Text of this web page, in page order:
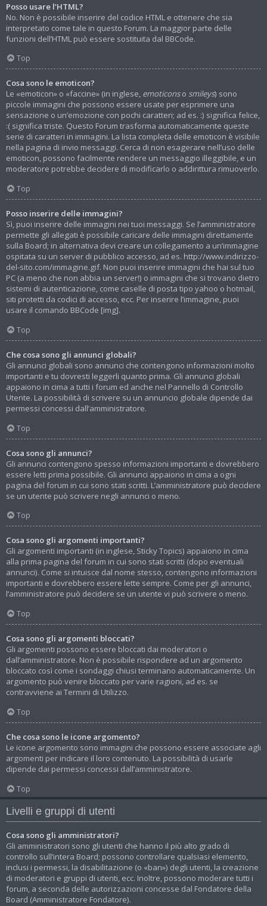
Posso usare l’HTML?
No. Non è possibile inserire del codice HTML e ottenere che sia
interpretato come tale in questo Forum. La maggior parte delle
funzioni dell’HTML può essere sostituita dal BBCode.
Top
Cosa sono le emoticon?
Le «emoticon» o «faccine» (in inglese, emoticonso smileys) sono
piccole immagini che possono essere usate per esprimere una
sensazione o un’emozione con pochi caratteri; ad es. :) significa felice,
:( significa triste. Questo Forum trasforma automaticamente queste
serie di caratteri in immagini. La lista completa delle emoticon è visibile
nella pagina di invio messaggi. Cerca di non esagerare nell’uso delle
emoticon, possono facilmente rendere un messaggio illeggibile, e un
moderatore potrebbe decidere di modificarlo o addirittura rimuoverlo.
Top
Posso inserire delle immagini?
Sì, puoi inserire delle immagini nei tuoi messaggi. Se l’amministratore
permette gli allegati è possibile caricare delle immagini direttamente
sulla Board; in alternativa devi creare un collegamento a un’immagine
ospitata su un server di pubblico accesso, ad es. http://www.indirizzo-
del-sito.com/immagine.gif. Non puoi inserire immagini che hai sul tuo
PC (a meno che non abbia un server!) o immagini che si trovano dietro
sistemi di autenticazione, come caselle di posta tipo yahoo o hotmail,
siti protetti da codici di accesso, ecc. Per inserire l’immagine, puoi
usare il comando BBCode [img].
Top
Che cosa sono gli annunci globali?
Gli annunci globali sono annunci che contengono informazioni molto
importanti e tu dovresti leggerli quanto prima. Gli annunci globali
appaiono in cima a tutti i forum ed anche nel Pannello di Controllo
Utente. La possibilità di scrivere su un annuncio globale dipende dai
permessi concessi dall’amministratore.
Top
Cosa sono gli annunci?
Gli annunci contengono spesso informazioni importanti e dovrebbero
essere letti prima possibile. Gli annunci appaiono in cima a ogni
pagina del forum in cui sono stati scritti. L’amministratore può decidere
se un utente può scrivere negli annunci o meno.
Top
Cosa sono gli argomenti importanti?
Gli argomenti importanti (in inglese, Sticky Topics) appaiono in cima
alla prima pagina del forum in cui sono stati scritti (dopo eventuali
annunci). Come si intuisce dal nome stesso, contengono informazioni
importanti e dovrebbero essere lette sempre. Come per gli annunci,
l’amministratore può decidere se un utente vi può scrivere o meno.
Top
Cosa sono gli argomenti bloccati?
Gli argomenti possono essere bloccati dai moderatori o
dall’amministratore. Non è possibile rispondere ad un argomento
bloccato così come i sondaggi chiusi terminano automaticamente. Un
argomento può venire bloccato per varie ragioni, ad es. se
contravviene ai Termini di Utilizzo.
Top
Che cosa sono le icone argomento?
Le icone argomento sono immagini che possono essere associate agli
argomenti per indicare il loro contenuto. La possibilità di usarle
dipende dai permessi concessi dall’amministratore.
Top
Livelli e gruppi di utenti
Cosa sono gli amministratori?
Gli amministratori sono gli utenti che hanno il più alto grado di
controllo sull’intera Board; possono controllare qualsiasi elemento,
inclusi i permessi, la disabilitazione (o «ban») degli utenti, la creazione
di moderatori e gruppi di utenti, ecc. Inoltre, possono moderare tutti i
forum, a seconda delle autorizzazioni concesse dal Fondatore della
Board (Amministratore Fondatore).